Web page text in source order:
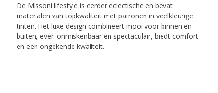
De Missoni lifestyle is eerder eclectische en bevat
materialen van topkwaliteit met patronen in veelkleurige
tinten. Het luxe design combineert mooi voor binnen en
buiten, even onmiskenbaar en spectaculair, biedt comfort
en een ongekende kwaliteit.